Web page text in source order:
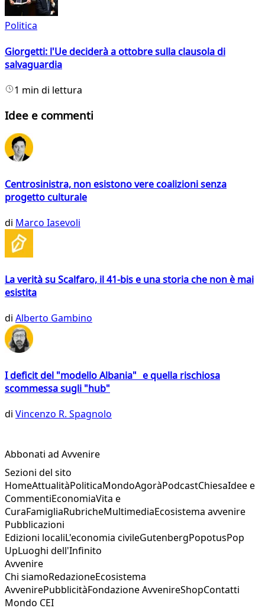
Politica
Giorgetti: l'Ue deciderà a ottobre sulla clausola di
salvaguardia
1 min di lettura
Idee e commenti
Centrosinistra, non esistono vere coalizioni senza
progetto culturale
di Marco Iasevoli
La verità su Scalfaro, il 41-bis e una storia che non è mai
esistita
di Alberto Gambino
I deficit del "modello Albania" e quella rischiosa
scommessa sugli "hub"
di Vincenzo R. Spagnolo
Abbonati ad Avvenire
Sezioni del sito
HomeAttualitàPoliticaMondoAgoràPodcastChiesaIdee e
CommentiEconomiaVita e
CuraFamigliaRubricheMultimediaEcosistema avvenire
Pubblicazioni
Edizioni localiL'economia civileGutenbergPopotusPop
UpLuoghi dell'Infinito
Avvenire
Chi siamoRedazioneEcosistema
AvvenirePubblicitàFondazione AvvenireShopContatti
Mondo CEI